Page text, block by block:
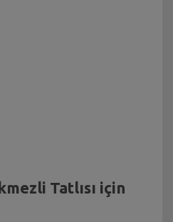
Tatlısı için